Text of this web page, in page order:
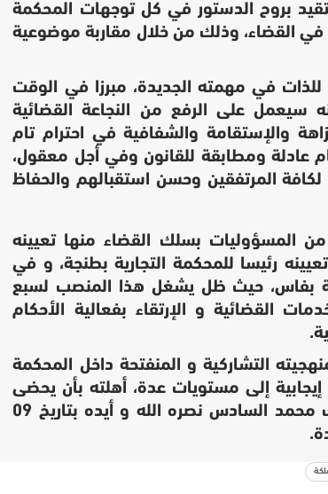
بروح الدستور في كل توجهات المحكمة
في القضاء، وذلك من خلال مقاربة موضوعية
في مهمته الجديدة، مبرزا في الوقت
سيعمل على الرفع من النجاعة القضائية
والإستقامة والشفافية في احترام تام
عادلة ومطابقة للقانون وفي أجل معقول،
المرتفقين وحسن استقبالهم والحفاظ
المسؤوليات بسلك القضاء منها تعيينه
رئيسا للمحكمة التجارية بطنجة، و في
بفاس، حيث ظل يشغل هذا المنصب لسبع
القضائية و الإرتقاء بفعالية الأحكام
التشاركية و المنفتحة داخل المحكمة
إلى مستويات عدة، أهلته بأن يحضى
بالثقة الملكية الميمونة حيث عينه جلالة الملك محمد السادس نصره الله و أيده بتاريخ 09